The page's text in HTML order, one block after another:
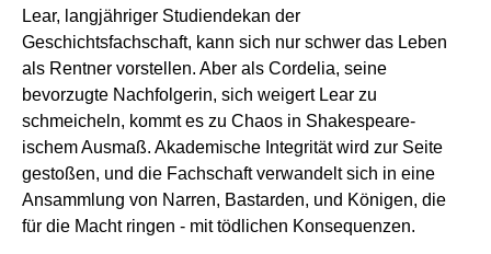
Lear, langjähriger Studiendekan der
Geschichtsfachschaft, kann sich nur schwer das Leben
als Rentner vorstellen. Aber als Cordelia, seine
bevorzugte Nachfolgerin, sich weigert Lear zu
schmeicheln, kommt es zu Chaos in Shakespeare-
ischem Ausmaß. Akademische Integrität wird zur Seite
gestoßen, und die Fachschaft verwandelt sich in eine
Ansammlung von Narren, Bastarden, und Königen, die
für die Macht ringen - mit tödlichen Konsequenzen.